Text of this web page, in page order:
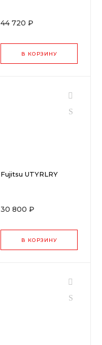
44 720 ₽
В КОРЗИНУ
Fujitsu UTYRLRY
30 800 ₽
В КОРЗИНУ